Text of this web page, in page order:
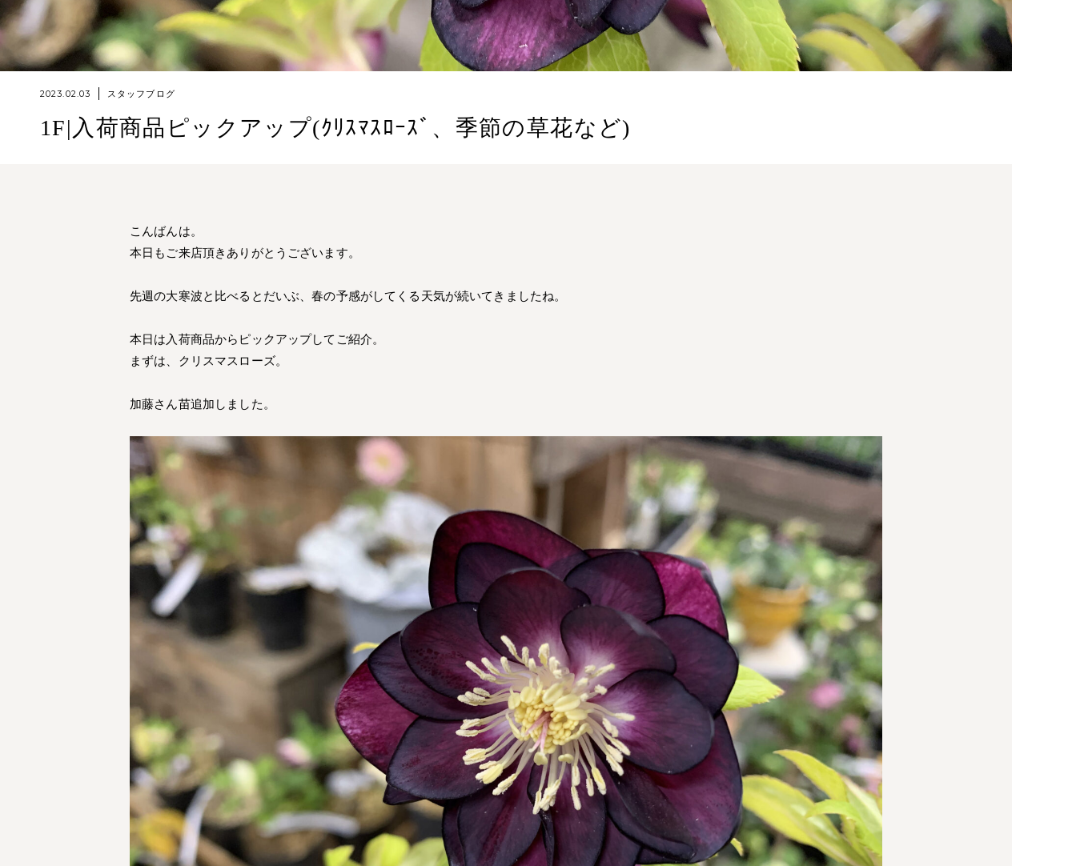
2023.02.03 スタッフブログ
1F|入荷商品ピックアップ(ｸﾘｽﾏｽﾛｰｽﾞ、季節の草花など)
こんばんは。
本日もご来店頂きありがとうございます。
先週の大寒波と比べるとだいぶ、春の予感がしてくる天気が続いてきましたね。
本日は入荷商品からピックアップしてご紹介。
まずは、クリスマスローズ。
加藤さん苗追加しました。